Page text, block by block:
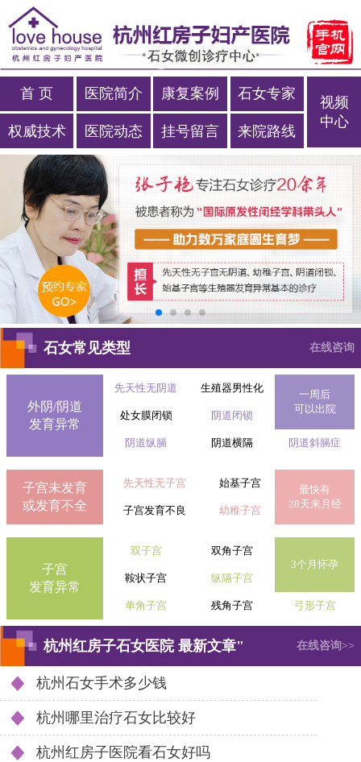
首 页 医院简介 康复案例 石女专家
权威技术 医院动态 挂号留言 来院路线
视频
中心
石女常见类型 在线咨询
外阴/阴道
发育异常
先天性无阴道 生殖器男性化
一周后
可以出院
处女膜闭锁 阴道闭锁
阴道纵膈 阴道横隔 阴道斜膈症
子宫未发育
或发育不全
先天性无子宫 始基子宫
最快有
28天来月经
子宫发育不良 幼稚子宫
子宫
发育异常
双子宫
双角子宫
3个月怀孕
鞍状子宫
纵隔子宫
单角子宫 残角子宫 弓形子宫
杭州红房子石女医院 最新文章" 在线咨询>>
杭州石女手术多少钱
杭州哪里治疗石女比较好
杭州红房子医院看石女好吗